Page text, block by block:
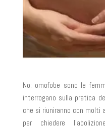
No: omofobe sono le
interrogano sulla pratica
che si riuniranno con molti
per chiedere